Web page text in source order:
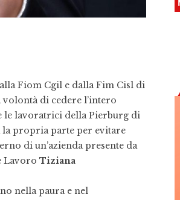
Fiom Cgil e dalla Fim Cisl di
di cedere l’intero
le lavoratrici della Pierburg di
la propria parte per evitare
di un’azienda presente da
Lavoro Tiziana
nella paura e nel